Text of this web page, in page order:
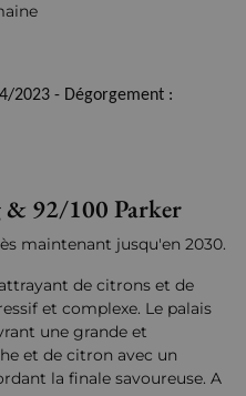
2023 - Dégorgement :
& 92/100 Parker
maintenant jusqu'en 2030.
de citrons et de
et complexe. Le palais
une grande et
et de citron avec un
la finale savoureuse. A